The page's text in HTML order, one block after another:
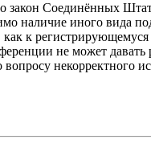
закон Соединённых
наличие иного вида
к
не может
некорректного